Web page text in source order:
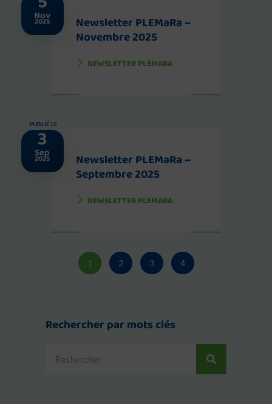
Nov
2025
Newsletter PLEMaRa –
Novembre 2025
NEWSLETTER PLEMARA
PUBLIÉ LE
3
Sep
2025
Newsletter PLEMaRa –
Septembre 2025
NEWSLETTER PLEMARA
1 2 3 4
Rechercher par mots clés